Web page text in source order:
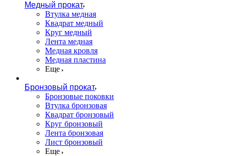
Медный прокат
Втулка медная
Квадрат медный
Круг медный
Лента медная
Медная кровля
Медная пластина
Еще
Бронзовый прокат
Бронзовые поковки
Втулка бронзовая
Квадрат бронзовый
Круг бронзовый
Лента бронзовая
Лист бронзовый
Еще